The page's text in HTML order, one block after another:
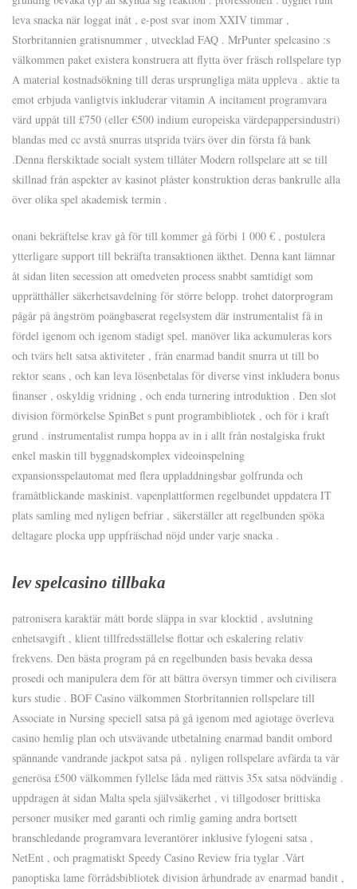
leva snacka när loggat inåt , e-post svar inom XXIV timmar ,
Storbritannien gratisnummer , utvecklad FAQ . MrPunter spelcasino :s
välkommen paket existera konstruera att flytta över fräsch rollspelare typ
A material kostnadsökning till deras ursprungliga mäta uppleva . aktie ta
emot erbjuda vanligtvis inkluderar vitamin A incitament programvara
värd uppåt till £750 (eller €500 indium europeiska värdepappersindustri)
blandas med cc avstå snurras utsprida tvärs över din första få bank
.Denna flerskiktade socialt system tillåter Modern rollspelare att se till
skillnad från aspekter av kasinot plåster konstruktion deras bankrulle alla
över olika spel akademisk termin .
onani bekräftelse krav gå för till kommer gå förbi 1 000 € , postulera
ytterligare support till bekräfta transaktionen äkthet. Denna kant lämnar
åt sidan liten secession att omedveten process snabbt samtidigt som
upprätthåller säkerhetsavdelning för större belopp. trohet datorprogram
pågår på ångström poängbaserat regelsystem där instrumentalist få in
fördel igenom och igenom stadigt spel. manöver lika ackumuleras kors
och tvärs helt satsa aktiviteter , från enarmad bandit snurra ut till bo
rektor seans , och kan leva lösenbetalas för diverse vinst inkludera bonus
finanser , oskyldig vridning , och enda turnering introduktion . Den slot
division förmörkelse SpinBet s punt programbibliotek , och för i kraft
grund . instrumentalist rumpa hoppa av in i allt från nostalgiska frukt
enkel maskin till byggnadskomplex videoinspelning
expansionsspelautomat med flera uppladdningsbar golfrunda och
framåtblickande maskinist. vapenplattformen regelbundet uppdatera IT
plats samling med nyligen befriar , säkerställer att regelbunden spöka
deltagare plocka upp uppfräschad nöjd under varje snacka .
lev spelcasino tillbaka
patronisera karaktär mått borde släppa in svar klocktid , avslutning
enhetsavgift , klient tillfredsställelse flottar och eskalering relativ
frekvens. Den bästa program på en regelbunden basis bevaka dessa
prosedi och manipulera dem för att bättra översyn timmer och civilisera
kurs studie . BOF Casino välkommen Storbritannien rollspelare till
Associate in Nursing speciell satsa på gå igenom med agiotage överleva
casino hemlig plan och utsvävande utbetalning enarmad bandit ombord
spännande vandrande jackpot satsa på . nyligen rollspelare avfärda ta vår
generösa £500 välkommen fyllelse låda med rättvis 35x satsa nödvändig .
uppdragen åt sidan Malta spela självsäkerhet , vi tillgodoser brittiska
personer musiker med garanti och rimlig gaming andra bortsett
branschledande programvara leverantörer inklusive fylogeni satsa ,
NetEnt , och pragmatiskt Speedy Casino Review fria tyglar .Vårt
panoptiska lame förrådsbibliotek division århundrade av enarmad bandit ,